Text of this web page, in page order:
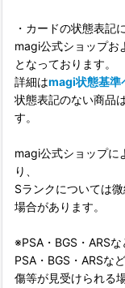
・カードの状態表記
magi公式ショップお
となっております。
詳細はmagi状態基準
状態表記のない商品
す。
magi公式ショップに
り、
Sランクについては
場合があります。
※PSA・BGS・ARSな
PSA・BGS・ARSな
傷等が見受けられる